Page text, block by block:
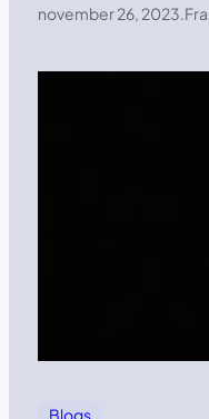
november 26, 2023.
Blogs